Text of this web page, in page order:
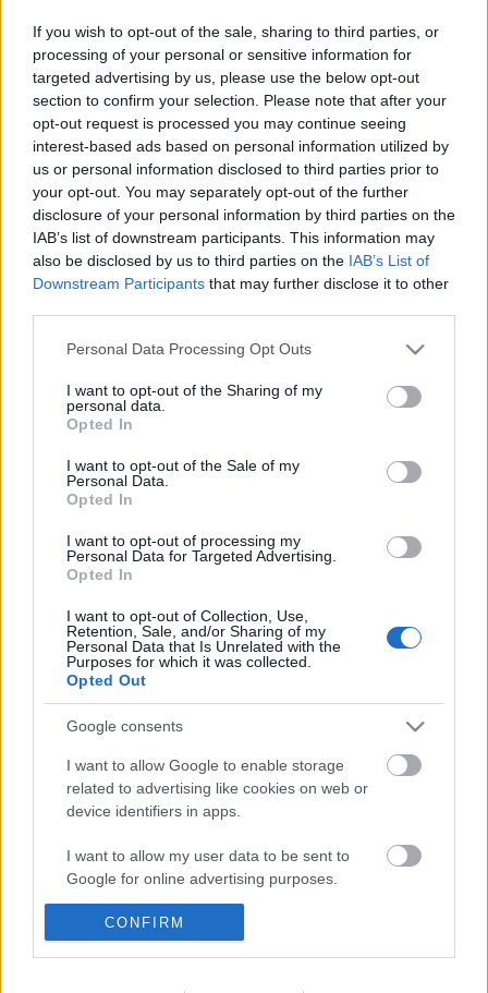
If you wish to opt-out of the sale, sharing to third parties, or
processing of your personal or sensitive information for
targeted advertising by us, please use the below opt-out
section to confirm your selection. Please note that after your
opt-out request is processed you may continue seeing
interest-based ads based on personal information utilized by
us or personal information disclosed to third parties prior to
your opt-out. You may separately opt-out of the further
disclosure of your personal information by third parties on the
IAB’s list of downstream participants. This information may
also be disclosed by us to third parties on the IAB’s List of
Downstream Participants that may further disclose it to other
Please note that this website/app uses one or more Google
not limited to your visit or usage behaviour. You may click to
grant or deny consent to Google and its third-party tags to
use your data for below specified purposes in below Google
consent section.
Personal Data Processing Opt Outs
I want to opt-out of the Sharing of my
personal data.
Opted In
I want to opt-out of the Sale of my
Personal Data.
Opted In
I want to opt-out of processing my
Personal Data for Targeted Advertising.
Opted In
I want to opt-out of Collection, Use,
Retention, Sale, and/or Sharing of my
Personal Data that Is Unrelated with the
Purposes for which it was collected.
Opted Out
Google consents
I want to allow Google to enable storage
related to advertising like cookies on web or
device identifiers in apps.
I want to allow my user data to be sent to
Google for online advertising purposes.
I want to allow Google to send me
personalized advertising.
CONFIRM
Az állás betöltéséhez szakirányú végzettség
szükséges (villanyszerelő, elektrotechnikai
műszerész). Színházi világítási gyakorlattal
rendelkezők előnyt élveznek. Az állás azonnal
betölthető.
Önéletrajzokat elérhetőséggel a
vilagositok@ujszinhaz.hucímre várjuk 2014 január
Ajánlott bejegyzések:
Rögtön dupla premierrel kezdi az új
évadot a Radnóti
A Madách Színház zárt ajtók mellett is
közel 6000 nézőt fogadott júniusban